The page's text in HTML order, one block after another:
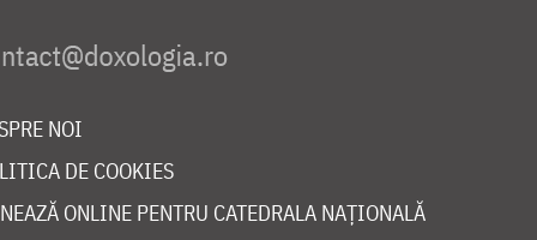
NOI
DE COOKIES
ONLINE PENTRU CATEDRALA NAȚIONALĂ